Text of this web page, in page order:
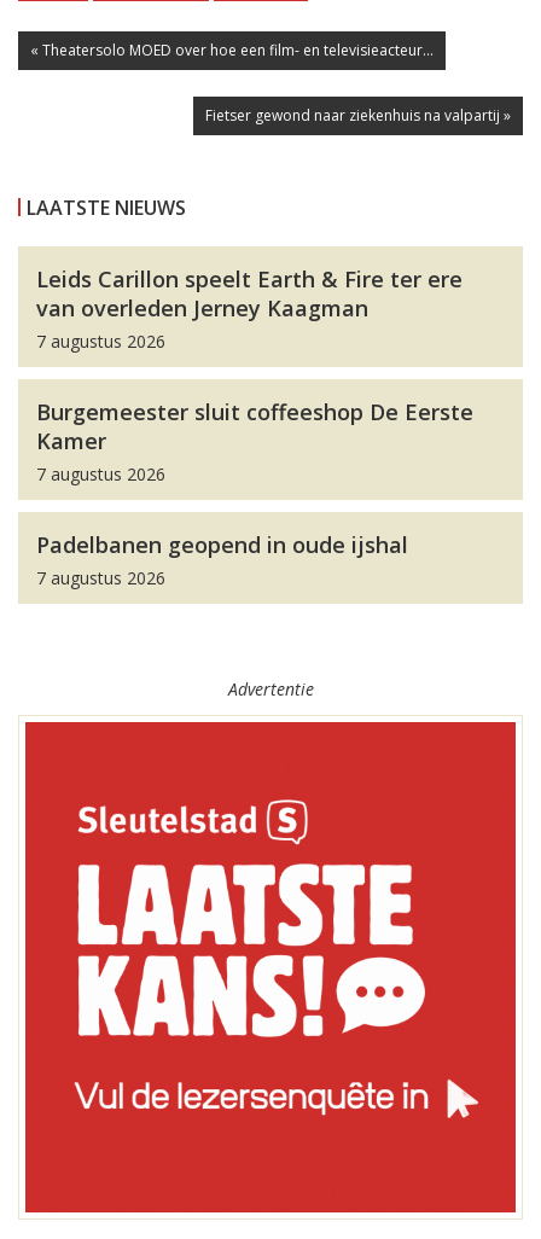
« Theatersolo MOED over hoe een film- en televisieacteur...
Fietser gewond naar ziekenhuis na valpartij »
LAATSTE NIEUWS
Leids Carillon speelt Earth & Fire ter ere
van overleden Jerney Kaagman
7 augustus 2026
Burgemeester sluit coffeeshop De Eerste
Kamer
7 augustus 2026
Padelbanen geopend in oude ijshal
7 augustus 2026
Advertentie